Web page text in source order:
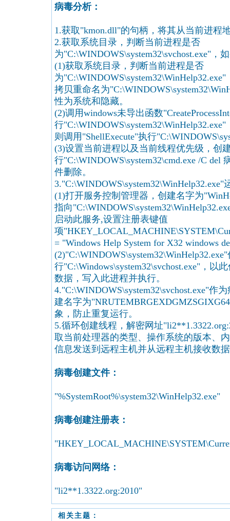
病毒分析：
1.获取"kmon.dll"的句柄，将其从当前进程
2.获取系统目录，判断当前进程是否
为"C:\WINDOWS\system32\svchost.exe"，
(1)获取系统目录，判断当前进程是否
为
拷贝重命名为
性为系统和隐藏。
(2)调用windows未导出函数
行
则调用"ShellExecute"执行
(3)设置当前进程以及当前线程优先级，创
行"C:\WINDOWS\system32\cmd.exe /C del
件删除。
3."C:\WINDOWS\system32\WinHelp32.exe"
(1)打开服务控制管理器，创建名字为
指向
启动此服务,设置注册表键值
项
= "Windows Help System for X32 windows
行"C:\Windows\system32\svchost.exe"，以
数据，写入此进程并执行。
4."C:\WINDOWS\system32\svchost.exe"作
建名字为
象，防止重复运行。
5.循环创建线程，解密网址
取当前处理器的类型、操作系统的版本、
信息发送到远程主机并从远程主机接收数
病毒创建文件：
"%SystemRoot%\system32\WinHelp32.exe"
病毒创建注册表：
病毒访问网络：
"li2**1.3322.org:2010"
相关主题：